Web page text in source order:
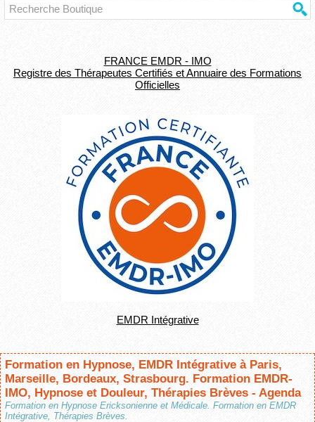
FRANCE EMDR - IMO
Registre des Thérapeutes Certifiés et Annuaire des Formations
Officielles
EMDR Intégrative
Formation en Hypnose, EMDR Intégrative à Paris,
Marseille, Bordeaux, Strasbourg. Formation EMDR-
IMO, Hypnose et Douleur, Thérapies Brèves - Agenda
Formation en Hypnose Ericksonienne et Médicale. Formation en EMDR
Intégrative, Thérapies Brèves.